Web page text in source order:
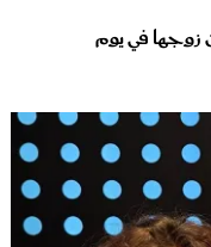
في يوم